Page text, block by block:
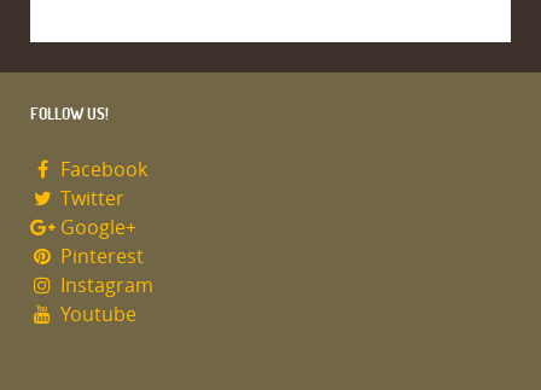
FOLLOW US!
Facebook
Twitter
Google+
Pinterest
Instagram
Youtube